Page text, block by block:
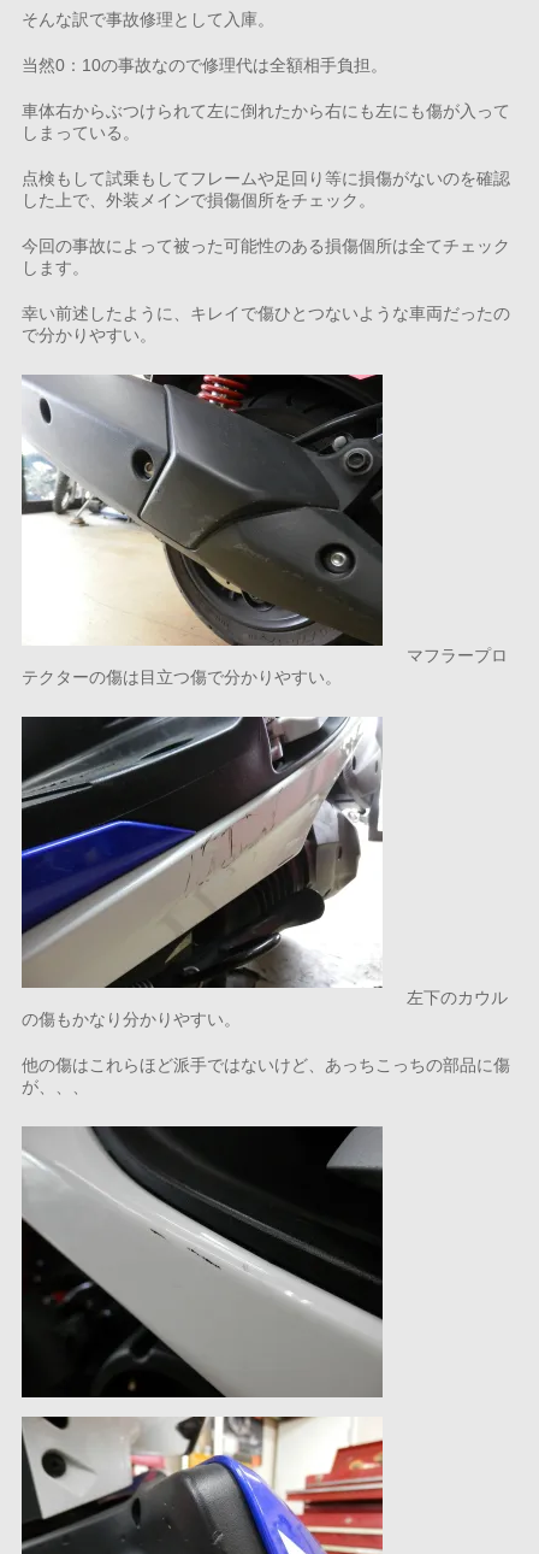
そんな訳で事故修理として入庫。
当然0：10の事故なので修理代は全額相手負担。
車体右からぶつけられて左に倒れたから右にも左にも傷が入って
しまっている。
点検もして試乗もしてフレームや足回り等に損傷がないのを確認
した上で、外装メインで損傷個所をチェック。
今回の事故によって被った可能性のある損傷個所は全てチェック
します。
幸い前述したように、キレイで傷ひとつないような車両だったの
で分かりやすい。
マフラープロ
テクターの傷は目立つ傷で分かりやすい。
左下のカウル
の傷もかなり分かりやすい。
他の傷はこれらほど派手ではないけど、あっちこっちの部品に傷
が、、、